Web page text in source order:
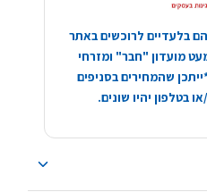
בלעדיים לרוכשים באתר
מועדון "חבר" ומזרחי
שהמחירים בסניפים
בטלפון יהיו שונים.